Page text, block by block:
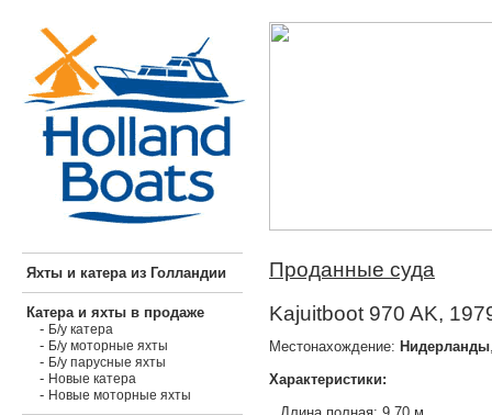
Яхты и катера из Голландии
Катера и яхты в продаже
- Б/у катера
- Б/у моторные яхты
- Б/у парусные яхты
- Новые катера
- Новые моторные яхты
Проданные суда
Kajuitboot 970 AK,
Местонахождение: Нидерланды
Характеристики:
Длина полная: 9,70 м